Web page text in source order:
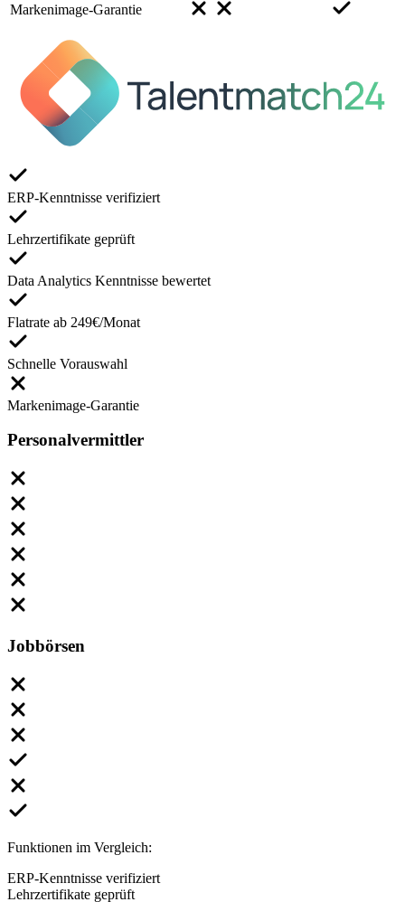
Markenimage-Garantie
ERP-Kenntnisse verifiziert
Lehrzertifikate geprüft
Data Analytics Kenntnisse bewertet
Flatrate ab 249€/Monat
Schnelle Vorauswahl
Markenimage-Garantie
Personalvermittler
Jobbörsen
Funktionen im Vergleich:
ERP-Kenntnisse verifiziert
Lehrzertifikate geprüft